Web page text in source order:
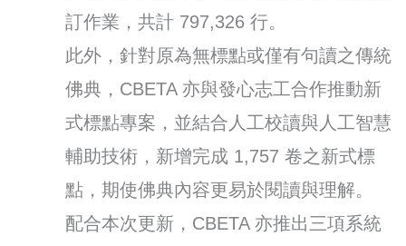
訂作業，共計 797,326 行。
此外，針對原為無標點或僅有句讀之傳統
佛典，CBETA 亦與發心志工合作推動新
式標點專案，並結合人工校讀與人工智慧
輔助技術，新增完成 1,757 卷之新式標
點，期使佛典內容更易於閱讀與理解。
配合本次更新，CBETA 亦推出三項系統